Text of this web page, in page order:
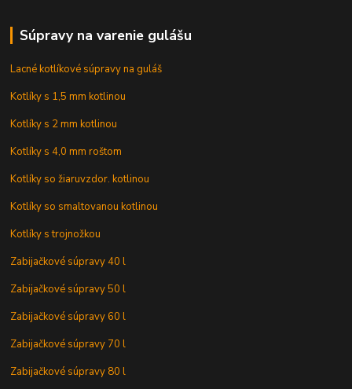
Súpravy na varenie gulášu
Lacné kotlíkové súpravy na guláš
Kotlíky s 1,5 mm kotlinou
Kotlíky s 2 mm kotlinou
Kotlíky s 4,0 mm roštom
Kotlíky so žiaruvzdor. kotlinou
Kotlíky so smaltovanou kotlinou
Kotlíky s trojnožkou
Zabijačkové súpravy 40 l
Zabijačkové súpravy 50 l
Zabijačkové súpravy 60 l
Zabijačkové súpravy 70 l
Zabijačkové súpravy 80 l